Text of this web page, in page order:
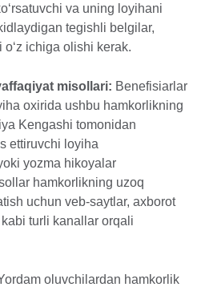
va uning loyihani
tegishli belgilar,
ichiga olishi kerak.
misollari: Benefisiarlar
oxirida ushbu hamkorlikning
Kengashi tomonidan
ettiruvchi loyiha
yozma hikoyalar
hamkorlikning uzoq
uchun veb-saytlar, axborot
turli kanallar orqali
oluvchilardan hamkorlik